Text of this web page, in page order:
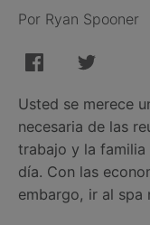
Por Ryan Spooner
Usted se merece
necesaria de las
trabajo y la
día. Con las
embargo, ir al spa